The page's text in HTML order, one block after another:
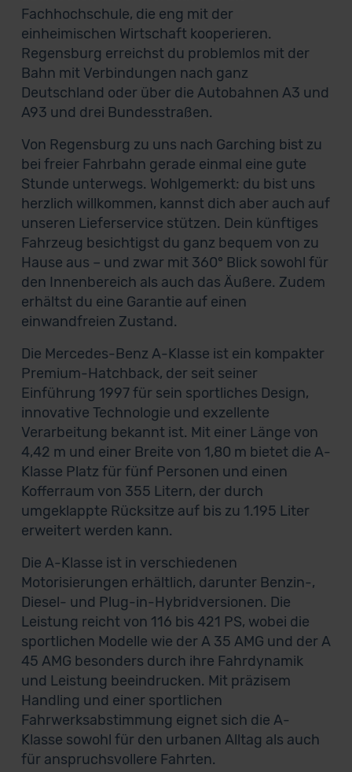
Fachhochschule, die eng mit der
einheimischen Wirtschaft kooperieren.
Regensburg erreichst du problemlos mit der
Bahn mit Verbindungen nach ganz
Deutschland oder über die Autobahnen A3 und
A93 und drei Bundesstraßen.
Von Regensburg zu uns nach Garching bist zu
bei freier Fahrbahn gerade einmal eine gute
Stunde unterwegs. Wohlgemerkt: du bist uns
herzlich willkommen, kannst dich aber auch auf
unseren Lieferservice stützen. Dein künftiges
Fahrzeug besichtigst du ganz bequem von zu
Hause aus – und zwar mit 360° Blick sowohl für
den Innenbereich als auch das Äußere. Zudem
erhältst du eine Garantie auf einen
einwandfreien Zustand.
Die Mercedes-Benz A-Klasse ist ein kompakter
Premium-Hatchback, der seit seiner
Einführung 1997 für sein sportliches Design,
innovative Technologie und exzellente
Verarbeitung bekannt ist. Mit einer Länge von
4,42 m und einer Breite von 1,80 m bietet die A-
Klasse Platz für fünf Personen und einen
Kofferraum von 355 Litern, der durch
umgeklappte Rücksitze auf bis zu 1.195 Liter
erweitert werden kann.
Die A-Klasse ist in verschiedenen
Motorisierungen erhältlich, darunter Benzin-,
Diesel- und Plug-in-Hybridversionen. Die
Leistung reicht von 116 bis 421 PS, wobei die
sportlichen Modelle wie der A 35 AMG und der A
45 AMG besonders durch ihre Fahrdynamik
und Leistung beeindrucken. Mit präzisem
Handling und einer sportlichen
Fahrwerksabstimmung eignet sich die A-
Klasse sowohl für den urbanen Alltag als auch
für anspruchsvollere Fahrten.